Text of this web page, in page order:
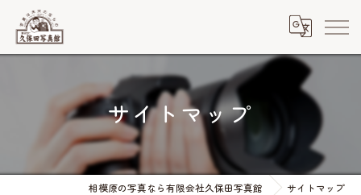
サイトマップ
相模原の写真なら有限会社久保田写真館 サイトマップ